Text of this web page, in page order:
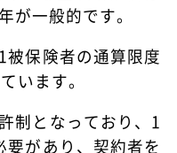
が一般的です。
被保険者の通算限度
います。
制となっており、1
があり、契約者を